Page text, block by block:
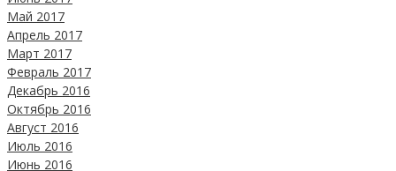
Май 2017
Апрель 2017
Март 2017
Февраль 2017
Декабрь 2016
Октябрь 2016
Август 2016
Июль 2016
Июнь 2016